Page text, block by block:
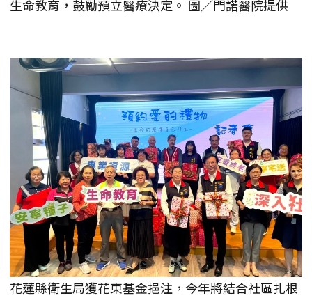
生命教育，鼓勵預立醫療決定。 圖／門諾醫院提供
花蓮縣衛生局獲花東基金挹注，今年將結合社區扎根